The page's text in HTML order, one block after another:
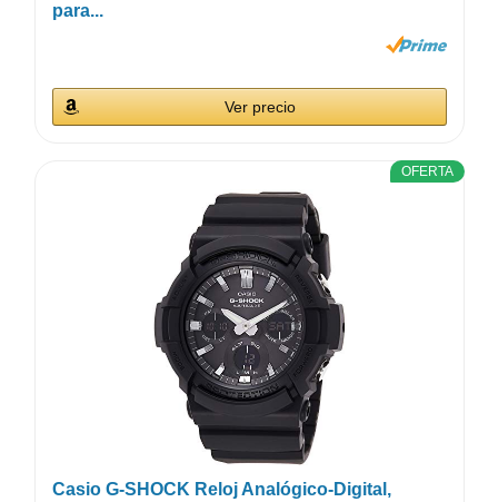
para...
Ver precio
OFERTA
Casio G-SHOCK Reloj Analógico-Digital,